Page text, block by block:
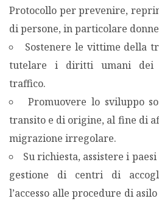
Protocollo per prevenire,
di persone, in particolare
Sostenere le vittime della
tutelare i diritti umani dei
traffico.
Promuovere lo sviluppo
transito e di origine, al fine di
migrazione irregolare.
Su richiesta, assistere i
gestione di centri di
l’accesso alle procedure di